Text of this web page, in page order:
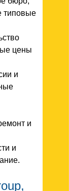
типовые
цены
и
и
и